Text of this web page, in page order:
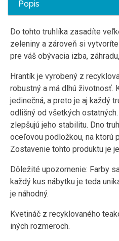
Popis
Do tohto truhlíka zasadíte
zeleniny a zároveň si
pre váš obývacia izba,
Hrantík je vyrobený z
robustný a má dlhú životnosť.
jedinečná, a preto je aj každý
odlišný od všetkých
zlepšujú jeho stabilitu. Dno
oceľovou podložkou, na ktorú
Zostavenie tohto produktu je
Dôležité upozornenie: Farby
každý kus nábytku je teda
je náhodný.
Kvetináč z recyklovaného
iných rozmeroch.